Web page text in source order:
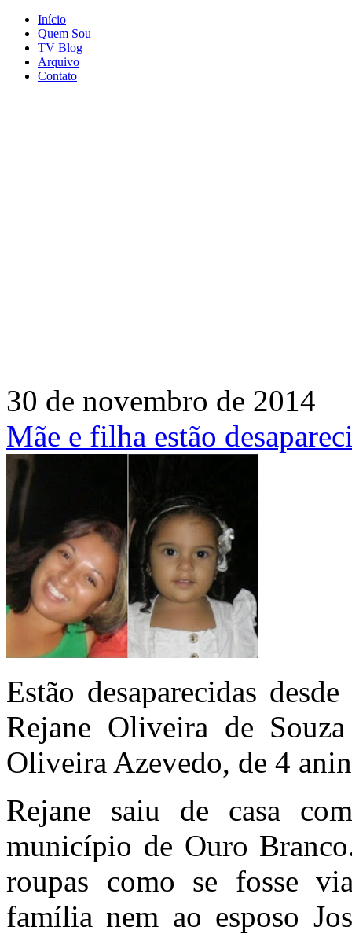
Início
Quem Sou
TV Blog
Arquivo
Contato
30 de novembro de 2014
Mãe e filha estão
Estão desaparecidas
Rejane Oliveira de
Oliveira Azevedo, de 4
Rejane saiu de casa
município de Ouro
roupas como se fosse
família nem ao esposo